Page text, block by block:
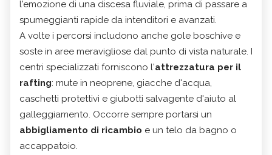
l'emozione di una discesa fluviale, prima di passare a
spumeggianti rapide da intenditori e avanzati.
A volte i percorsi includono anche gole boschive e
soste in aree meravigliose dal punto di vista naturale. I
centri specializzati forniscono l'attrezzatura per il
rafting: mute in neoprene, giacche d'acqua,
caschetti protettivi e giubotti salvagente d'aiuto al
galleggiamento. Occorre sempre portarsi un
abbigliamento di ricambio e un telo da bagno o
accappatoio.